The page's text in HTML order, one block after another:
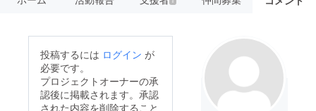
投稿するには ログイン が
必要です。
プロジェクトオーナーの承
認後に掲載されます。承認
された内容を削除すること